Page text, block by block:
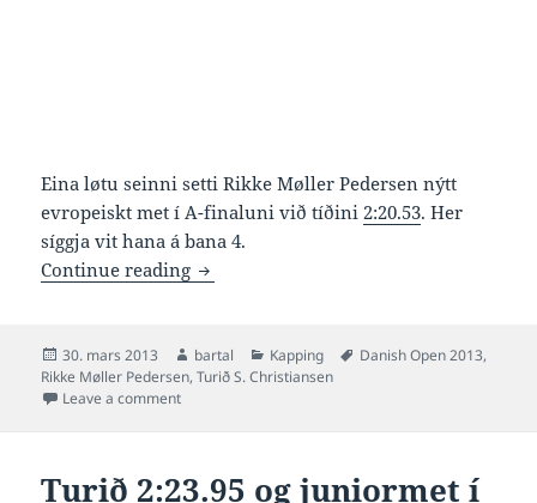
Eina løtu seinni setti Rikke Møller Pedersen nýtt
evropeiskt met í A-finaluni við tíðini 2:20.53. Her
síggja vit hana á bana 4.
Continue reading Video av Turið og nýtt evropeiskt met í
Posted
on
30. mars 2013 Author
bartal Categories
Kapping Tags
Danish Open 2013,
Rikke Møller Pedersen,Turið S. Christiansen
Leave a commenton Video av Turið og nýtt evropeiskt met í 200 bringu
Turið 2:23.95 og juniormet í